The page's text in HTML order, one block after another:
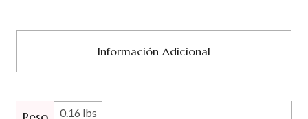
Información Adicional
0.16 lbs